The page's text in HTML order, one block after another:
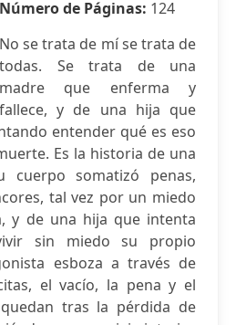
Número de Páginas: 124
No se trata de mí se trata de
todas. Se trata de una
madre que enferma y
fallece, y de una hija que
entender qué es eso
Es la historia de una
cuerpo somatizó penas,
tal vez por un miedo
y de una hija que intenta
sin miedo su propio
esboza a través de
el vacío, la pena y el
tras la pérdida de